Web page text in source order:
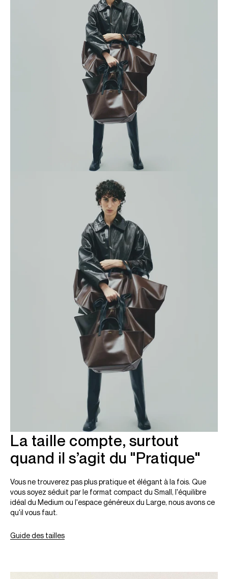
La taille compte, surtout
quand il s’agit du "Pratique"
Vous ne trouverez pas plus pratique et élégant à la fois. Que
vous soyez séduit par le format compact du Small, l'équilibre
idéal du Medium ou l'espace généreux du Large, nous avons ce
qu'il vous faut.
Guide des tailles